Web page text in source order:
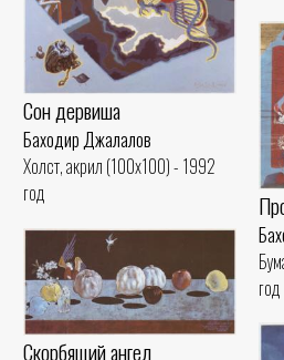
Сон дервиша
Баходир Джалалов
Холст, акрил (100x100) - 1992
год
год
Скорбящий ангел